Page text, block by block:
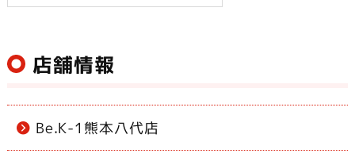
店舗情報
Be.K-1熊本八代店